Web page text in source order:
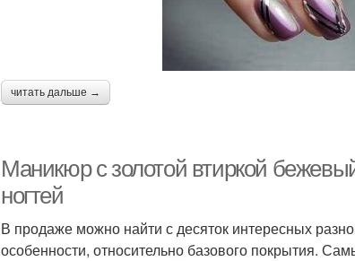
читать дальше →
Маникюр с золотой втиркой
ногтей
В продаже можно найти с десяток интересных
особенности, относительно базового покрытия.